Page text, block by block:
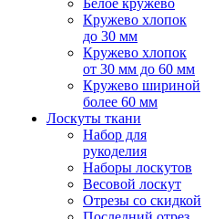
Белое кружево
Кружево хлопок
до 30 мм
Кружево хлопок
от 30 мм до 60 мм
Кружево шириной
более 60 мм
Лоскуты ткани
Набор для
рукоделия
Наборы лоскутов
Весовой лоскут
Отрезы со скидкой